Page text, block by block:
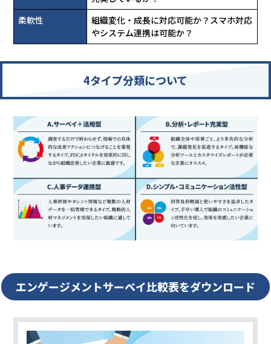
柔軟性
組織変化・成長に対応可能か？スマホ対応
やシステム連携は可能か？
4タイプ分類について
調査するだけで終わらせず、現場での具体的な改善アクションにつな
B.分析・レポート充実型
組織全体や部署ごと、より多角的な分析で、課題発見を促進するタイ
C.人事データ連携型
人事評価やタレント情報など複数の人材データを一括管理できるタイ
D.シンプル・コミュニケーション活性型
回答負荷軽減と使いやすさを追求したタイプ。手早い導入で組織のコ
エンゲージメントサーベイ比較表をダウンロード